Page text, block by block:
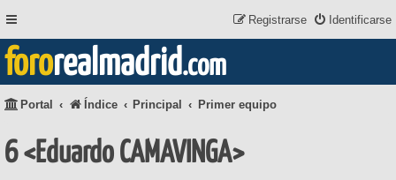
Identificarse
Registrarse
fororealmadrid.com
Portal Índice Principal Primer equipo
6 <Eduardo CAMAVINGA>